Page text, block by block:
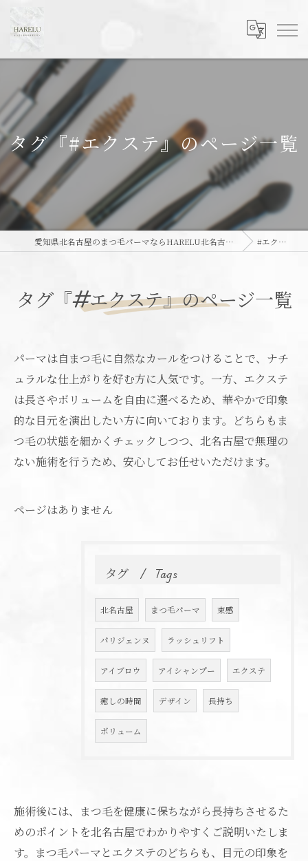
タグ『#エクステ』のページ一覧
愛知県北名古屋のまつ毛パーマならHARELU北名古屋店 #エクステ
タグ『#エクステ』のページ一覧
パーマは自まつ毛に自然なカールをつけることで、ナチ
ュラルな仕上がりを好む方に人気です。一方、エクステ
は長さやボリュームを自由に選べるため、華やかで印象
的な目元を演出したい方に向いております。どちらもま
つ毛の状態を細かくチェックしつつ、北名古屋で無理の
ない施術を行うため、安心してお任せいただけます。
ページはありません
タグ Tags
北名古屋 まつ毛パーマ 束感
パリジェンヌ ラッシュリフト
アイブロウ アイシャンプー エクステ
癒しの時間 デザイン 長持ち
ボリューム
施術後には、まつ毛を健康に保ちながら長持ちさせるた
めのポイントを北名古屋でわかりやすくご説明いたしま
す。まつ毛パーマとエクステのどちらも、目元の印象を
ご予約はこちら